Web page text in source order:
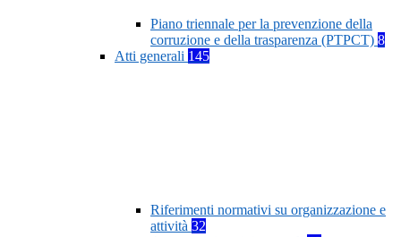
Piano triennale per la prevenzione della
corruzione e della trasparenza (PTPCT) 8
Atti generali 145
Riferimenti normativi su organizzazione e
attività 32